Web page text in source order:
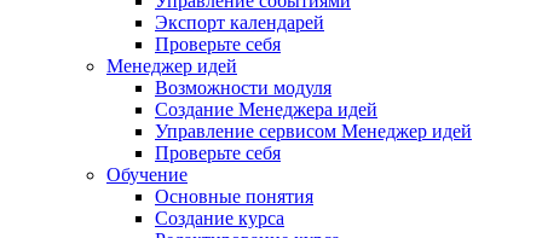
Экспорт календарей
Проверьте себя
Менеджер идей
Возможности модуля
Создание Менеджера идей
Управление сервисом Менеджер идей
Проверьте себя
Обучение
Основные понятия
Создание курса